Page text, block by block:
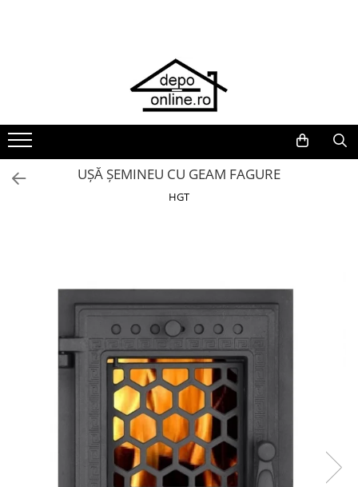
Grătare barbeque din fontă
România
Grătare tehnice din fontă România
Vase de gătit din fontă România
Cuptoare de pizza
Grătare din fontă
Grătare din inox
Grătare electrice
Grătare pe cărbuni
GRĂTARE PE GAZ
UȘI DIN FONTĂ
Uși pentru sobă și șemineu
UȘĂ ȘEMINEU CU GEAM FAGURE
HGT